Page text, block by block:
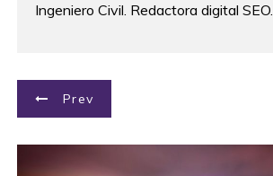
Ingeniero Civil. Redactora digital SEO.
N
a
Prev